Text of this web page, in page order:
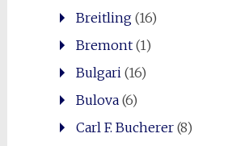
Breitling(16)
Bremont(1)
Bulgari(16)
Bulova(6)
Carl F. Bucherer(8)